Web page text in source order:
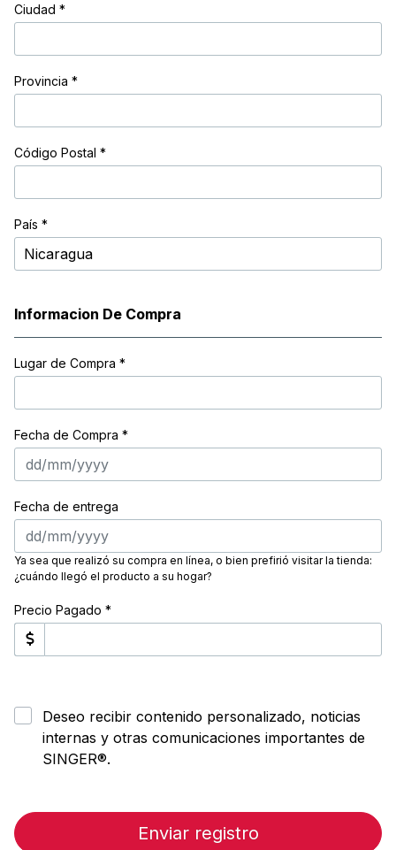
Ciudad *
Provincia *
Código Postal *
País *
Informacion De Compra
Lugar de Compra *
Fecha de Compra *
Fecha de entrega
Ya sea que realizó su compra en línea, o bien prefirió visitar la tienda:
¿cuándo llegó el producto a su hogar?
Precio Pagado *
Deseo recibir contenido personalizado, noticias
internas y otras comunicaciones importantes de
SINGER®.
Enviar registro